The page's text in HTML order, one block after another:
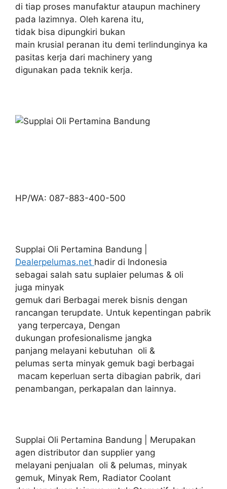
di tiap proses manufaktur ataupun machinery
pada lazimnya. Oleh karena itu,
tidak bisa dipungkiri bukan
main krusial peranan itu demi terlindunginya ka
pasitas kerja dari machinery yang
digunakan pada teknik kerja.
HP/WA: 087-883-400-500
Supplai Oli Pertamina Bandung |
Dealerpelumas.net hadir di Indonesia
sebagai salah satu suplaier pelumas & oli
juga minyak
gemuk dari Berbagai merek bisnis dengan
rancangan terupdate. Untuk kepentingan pabrik
yang terpercaya, Dengan
dukungan profesionalisme jangka
panjang melayani kebutuhan oli &
pelumas serta minyak gemuk bagi berbagai
macam keperluan serta dibagian pabrik, dari
penambangan, perkapalan dan lainnya.
Supplai Oli Pertamina Bandung | Merupakan
agen distributor dan supplier yang
melayani penjualan oli & pelumas, minyak
gemuk, Minyak Rem, Radiator Coolant